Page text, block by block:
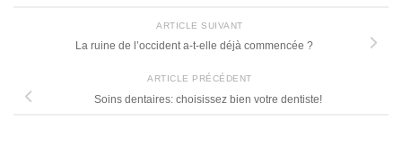
ARTICLE SUIVANT
La ruine de l’occident a-t-elle déjà commencée ?
ARTICLE PRÉCÉDENT
Soins dentaires: choisissez bien votre dentiste!